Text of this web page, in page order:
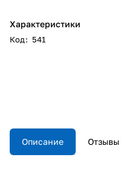
Характеристики
Код: 541
Описание Отзывы